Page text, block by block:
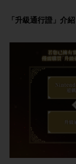
「升級通行證」介紹